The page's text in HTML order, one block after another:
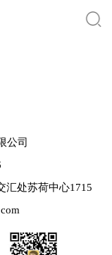
公司
汇处苏荷中心1715